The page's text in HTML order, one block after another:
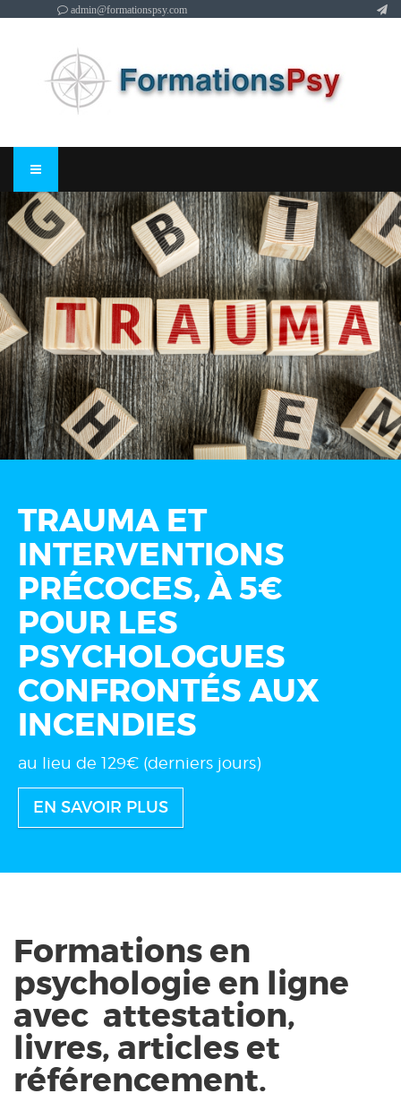
admin@formationspsy.com
TRAUMA ET
INTERVENTIONS
PRÉCOCES, À 5€
POUR LES
PSYCHOLOGUES
CONFRONTÉS AUX
INCENDIES
au lieu de 129€ (derniers jours)
EN SAVOIR PLUS
Formations en
psychologie en ligne
avec attestation,
livres, articles et
référencement.